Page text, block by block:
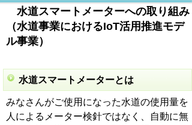
水道スマートメーターへの取り組み
（水道事業におけるIoT活用推進モデ
ル事業）
水道スマートメーターとは
みなさんがご使用になった水道の使用量を
人によるメーター検針ではなく、自動に無